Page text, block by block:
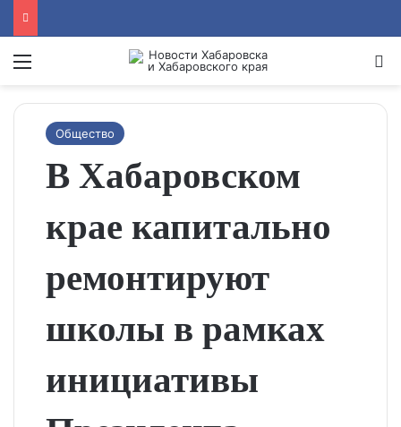
Menu
Общество
В Хабаровском
крае капитально
ремонтируют
школы в рамках
инициативы